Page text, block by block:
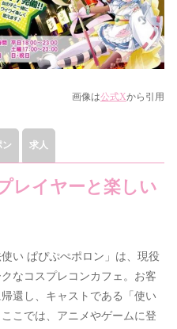
画像は公式Xから引用
ン 求人
レイヤーと楽しい
い ぱぴぷぺポロン」は、現役
なコスプレコンカフェ。お客
還し、キャストである「使い
こでは、アニメやゲームに登